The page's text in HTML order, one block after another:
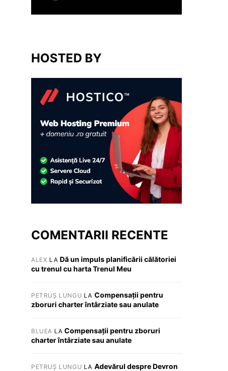
HOSTED BY
COMENTARII RECENTE
ALEX LA Dă un impuls planificării călătoriei
cu trenul cu harta Trenul Meu
PETRUȘ LUNGU LA Compensații pentru
zboruri charter întârziate sau anulate
BLUEA LACompensații pentru zboruri
charter întârziate sau anulate
PETRUȘ LUNGU LA Adevărul despre Devron